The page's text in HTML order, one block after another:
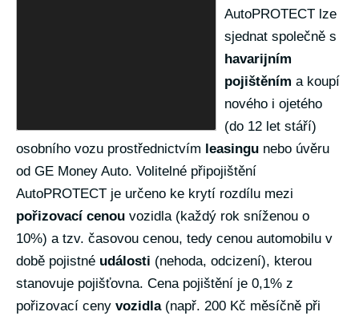
AutoPROTECT lze
sjednat společně s
havarijním
pojištěním a koupí
nového i ojetého
(do 12 let stáří)
osobního vozu prostřednictvím leasingu nebo úvěru
od GE Money Auto. Volitelné připojištění
AutoPROTECT je určeno ke krytí rozdílu mezi
pořizovací cenou vozidla (každý rok sníženou o
10%) a tzv. časovou cenou, tedy cenou automobilu v
době pojistné události (nehoda, odcizení), kterou
stanovuje pojišťovna. Cena pojištění je 0,1% z
pořizovací ceny vozidla(např. 200 Kč měsíčně při